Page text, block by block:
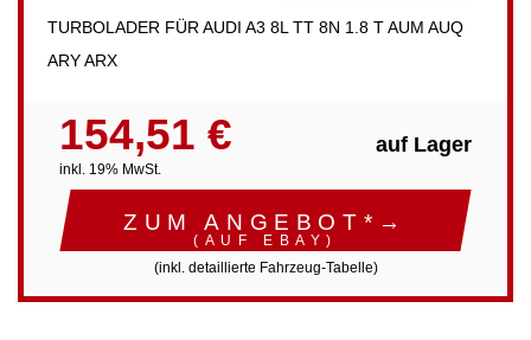
TURBOLADER FÜR AUDI A3 8L TT 8N 1.8 T AUM AUQ
ARY ARX
154,51 €
inkl. 19% MwSt.
auf Lager
ZUM ANGEBOT*→
(AUF EBAY)
(inkl. detaillierte Fahrzeug-Tabelle)